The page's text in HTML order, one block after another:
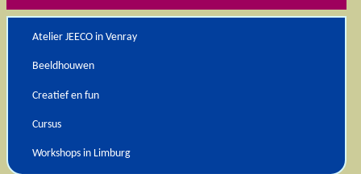
Atelier JEECO in Venray
Beeldhouwen
Creatief en fun
Cursus
Workshops in Limburg